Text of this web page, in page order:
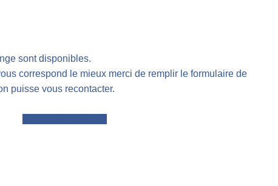
sont disponibles.
correspond le mieux merci de remplir le formulaire de
puisse vous recontacter.